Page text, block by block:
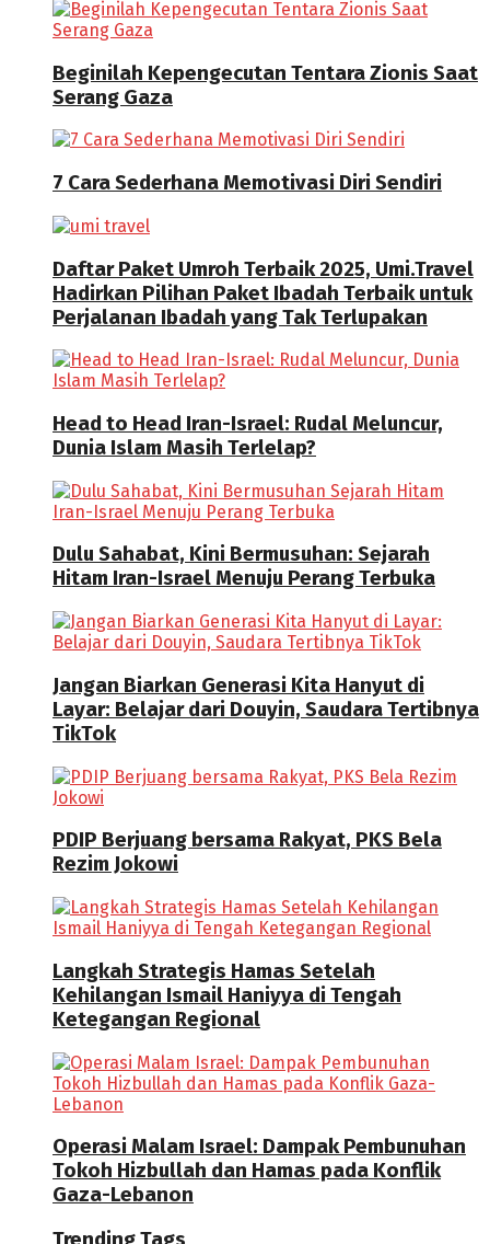
Beginilah Kepengecutan Tentara Zionis Saat
Serang Gaza
7 Cara Sederhana Memotivasi Diri Sendiri
Daftar Paket Umroh Terbaik 2025, Umi.Travel
Hadirkan Pilihan Paket Ibadah Terbaik untuk
Perjalanan Ibadah yang Tak Terlupakan
Head to Head Iran-Israel: Rudal Meluncur,
Dunia Islam Masih Terlelap?
Dulu Sahabat, Kini Bermusuhan: Sejarah
Hitam Iran-Israel Menuju Perang Terbuka
Jangan Biarkan Generasi Kita Hanyut di
Layar: Belajar dari Douyin, Saudara Tertibnya
TikTok
PDIP Berjuang bersama Rakyat, PKS Bela
Rezim Jokowi
Langkah Strategis Hamas Setelah
Kehilangan Ismail Haniyya di Tengah
Ketegangan Regional
Operasi Malam Israel: Dampak Pembunuhan
Tokoh Hizbullah dan Hamas pada Konflik
Gaza-Lebanon